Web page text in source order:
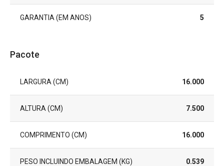
GARANTIA (EM ANOS) 5
Pacote
LARGURA (CM) 16.000
ALTURA (CM) 7.500
COMPRIMENTO (CM) 16.000
PESO INCLUINDO EMBALAGEM (KG) 0.539